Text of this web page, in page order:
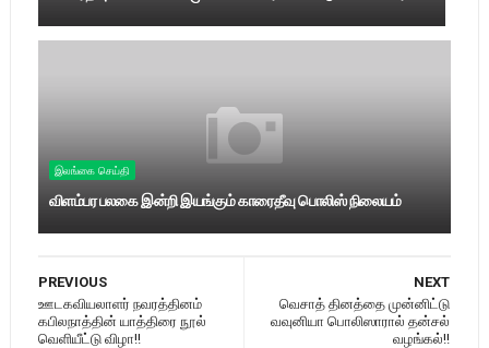
இலங்கை செய்தி
விளம்பர பலகை இன்றி இயங்கும் காரைதீவு பொலிஸ் நிலையம்
NEXT
வெசாத் தினத்தை முன்னிட்டு
வவுனியா பொலிஸாரால் தன்சல்
வழங்கல்!!
PREVIOUS
ஊடகவியலாளர் நவரத்தினம்
கபிலநாத்தின் யாத்திரை நூல்
வெளியீட்டு விழா!!